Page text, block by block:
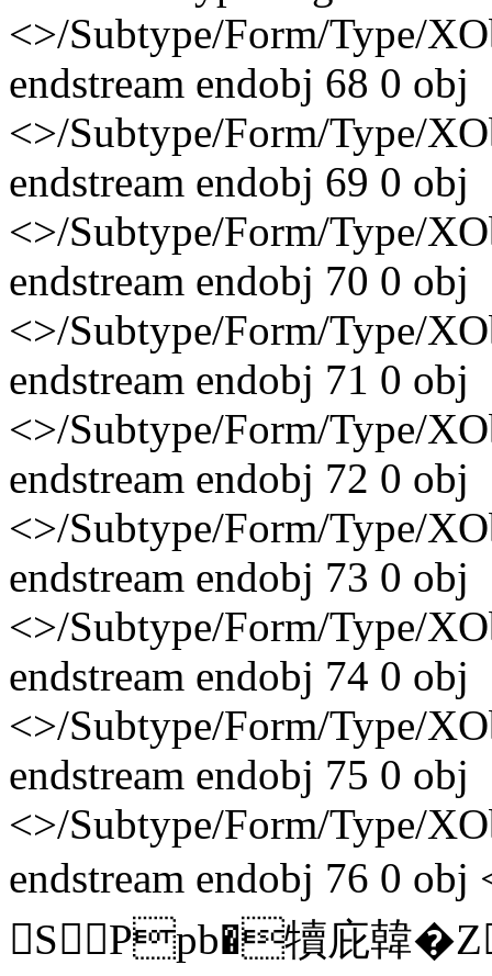
<>/Subtype/Form/Type/
endstream endobj 68 0 obj
<>/Subtype/Form/Type/
endstream endobj 69 0 obj
<>/Subtype/Form/Type/
endstream endobj 70 0 obj
<>/Subtype/Form/Type/
endstream endobj 71 0 obj
<>/Subtype/Form/Type/
endstream endobj 72 0 obj
<>/Subtype/Form/Type/
endstream endobj 73 0 obj
<>/Subtype/Form/Type/
endstream endobj 74 0 obj
<>/Subtype/Form/Type/
endstream endobj 75 0 obj
<>/Subtype/Form/Type/
endstream endobj 76 0 obj
SPpb�犢庇韓�